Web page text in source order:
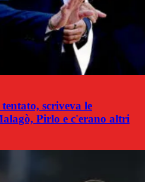
scriveva le
Pirlo e c'erano altri